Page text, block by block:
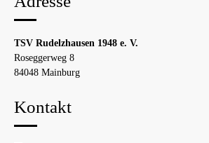
TSV Rudelzhausen 1948 e. V.
Roseggerweg 8
84048 Mainburg
Kontakt